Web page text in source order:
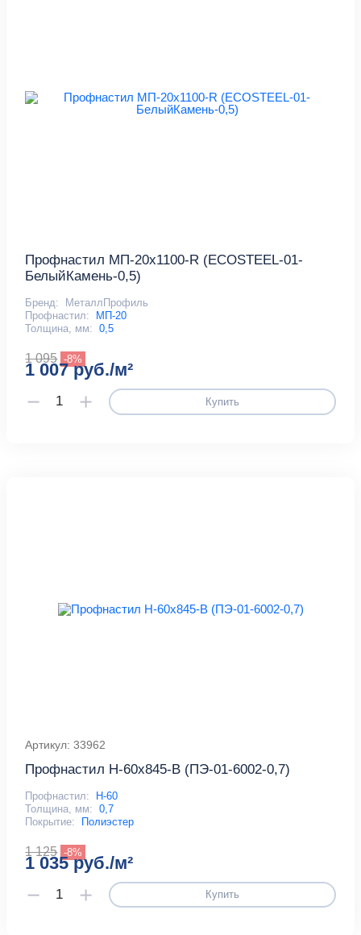
Профнастил МП-20x1100-R (ECOSTEEL-01-
БелыйКамень-0,5)
Бренд:
МеталлПрофиль
Профнастил:
МП-20
Толщина, мм: 0,5
1 095 -8%
1 007 руб./м²
Купить
Артикул: 33962
Профнастил Н-60x845-B (ПЭ-01-6002-0,7)
Профнастил:
Н-60
Толщина, мм: 0,7
Покрытие:
Полиэстер
1 125 -8%
1 035 руб./м²
Купить